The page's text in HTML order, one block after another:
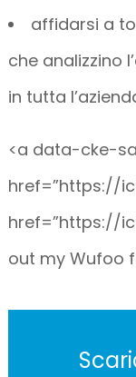
affidarsi a
che analizzino
in tutta
<a data-cke-
href=”https://
href=”https://
out my Wufoo